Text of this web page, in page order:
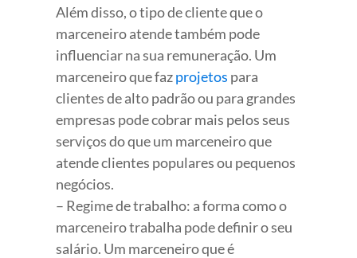
Além disso, o tipo de cliente que o
marceneiro atende também pode
influenciar na sua remuneração. Um
marceneiro que fazprojetos para
clientes de alto padrão ou para grandes
empresas pode cobrar mais pelos seus
serviços do que um marceneiro que
atende clientes populares ou pequenos
negócios.
– Regime de trabalho: a forma como o
marceneiro trabalha pode definir o seu
salário. Um marceneiro que é